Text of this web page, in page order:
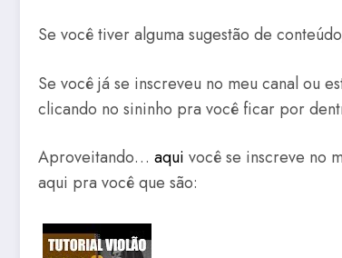
Se você tiver alguma sugestão de
Se você já se inscreveu no meu canal ou
clicando no sininho pra você ficar por
Aproveitando… aqui você se inscreve no
aqui pra você que são: